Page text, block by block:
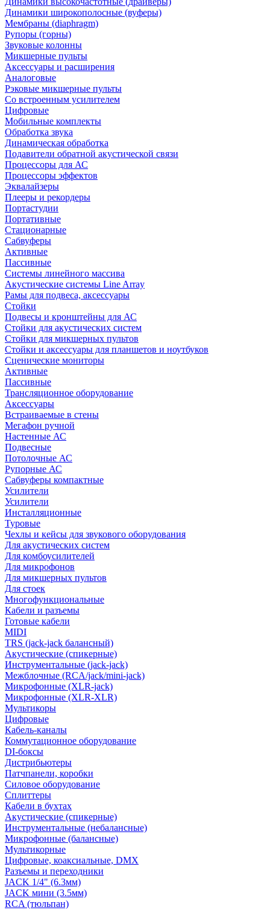
Динамики широкополосные (вуферы)
Мембраны (diaphragm)
Рупоры (горны)
Звуковые колонны
Микшерные пульты
Аксессуары и расширения
Аналоговые
Рэковые микшерные пульты
Со встроенным усилителем
Цифровые
Мобильные комплекты
Обработка звука
Динамическая обработка
Подавители обратной акустической связи
Процессоры для АС
Процессоры эффектов
Эквалайзеры
Плееры и рекордеры
Портастудии
Портативные
Стационарные
Сабвуферы
Активные
Пассивные
Системы линейного массива
Акустические системы Line Array
Рамы для подвеса, аксессуары
Стойки
Подвесы и кронштейны для АС
Стойки для акустических систем
Стойки для микшерных пультов
Стойки и аксессуары для планшетов и ноутбуков
Сценические мониторы
Активные
Пассивные
Трансляционное оборудование
Аксессуары
Встраиваемые в стены
Мегафон ручной
Настенные АС
Подвесные
Потолочные АС
Рупорные АС
Сабвуферы компактные
Усилители
Усилители
Инсталляционные
Туровые
Чехлы и кейсы для звукового оборудования
Для акустических систем
Для комбоусилителей
Для микрофонов
Для микшерных пультов
Для стоек
Многофункциональные
Кабели и разъемы
Готовые кабели
MIDI
TRS (jack-jack балансный)
Акустические (спикерные)
Инструментальные (jack-jack)
Межблочные (RCA/jack/mini-jack)
Микрофонные (XLR-jack)
Микрофонные (XLR-XLR)
Мультикоры
Цифровые
Кабель-каналы
Коммутационное оборудование
DI-боксы
Дистрибьютеры
Патчпанели, коробки
Силовое оборудование
Сплиттеры
Кабели в бухтах
Акустические (спикерные)
Инструментальные (небалансные)
Микрофонные (балансные)
Мультикорные
Цифровые, коаксиальные, DMX
Разъемы и переходники
JACK 1/4" (6.3мм)
JACK мини (3.5мм)
RCA (тюльпан)